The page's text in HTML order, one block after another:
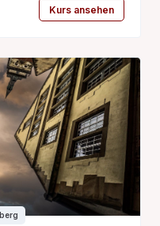
Kurs ansehen